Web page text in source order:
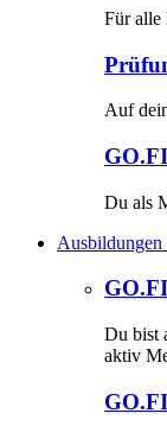
Für alle
Auf
Du als
Du bist
aktiv